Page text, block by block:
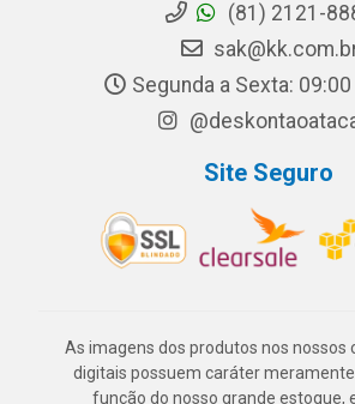
(81) 2121-
Segunda a Sexta:
Site Seguro
As imagens dos produtos nos nossos
digitais possuem caráter
função do nosso grande estoque,